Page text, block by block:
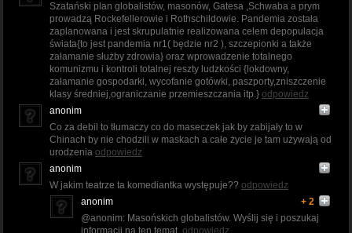
Szatański plan globalistów, masonów, Gatesa ,Schwaba a prym
prowadzą Rockefellerowie i Rothschildowie. Pandemia została
zaplanowana i jest skrupulatnie realizowana celem depopulacja
świata{to jest pandemia nr1( będzie nr2 ), szczepionki a także
załamanie służby zdrowia} oraz wprowadzenie totalnego
komunizmu i kontroli totalnej reszty ludzkości {lokdowny,
załamanie gospodarki, wycofanie gotówki, paszporty,zniszczenie
klasy średniej,ograniczanie przemieszczania itp.} odpowiedz
anonim
Co za debil to tłumaczy co do maseczek jak by zabijały to w
Chinach by nie chodzili w maskach a całe życie je tam używają od
urodzenia odpowiedz
anonim
W jakim teatrze ta komediantka występuje?? odpowiedz
anonim
+ 2
@anonim: Masońskich globalistów. Wyślij się i poszukaj
informacji na ten temat. odpowiedz